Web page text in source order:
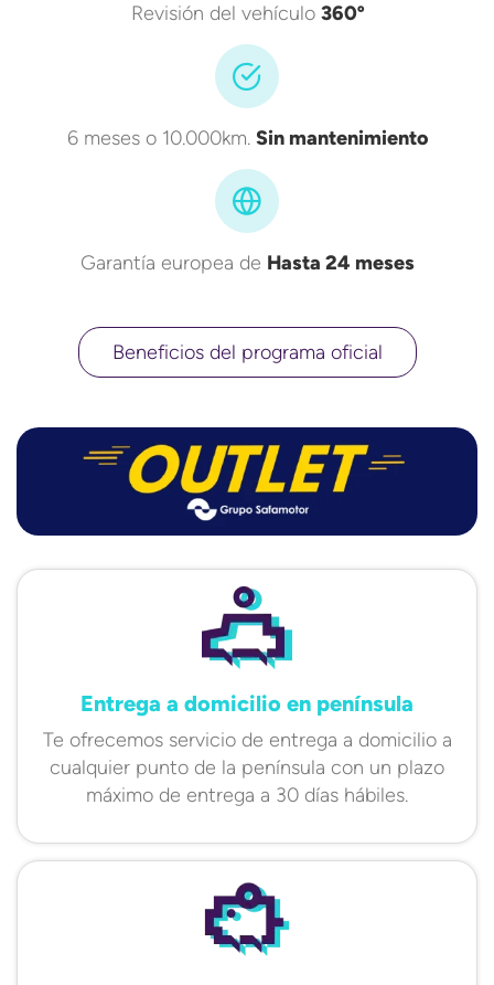
Revisión del vehículo 360º
6 meses o 10.000km. Sin mantenimiento
Garantía europea de Hasta 24 meses
Beneficios del programa oficial
Entrega a domicilio en península
Te ofrecemos servicio de entrega a domicilio a
cualquier punto de la península con un plazo
máximo de entrega a 30 días hábiles.